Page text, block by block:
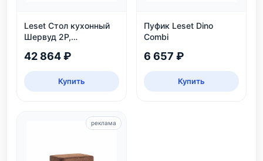
Leset Стол кухонный
Шервуд 2Р,
42 864 ₽
Купить
Пуфик Leset Dino
Combi
6 657 ₽
Купить
реклама